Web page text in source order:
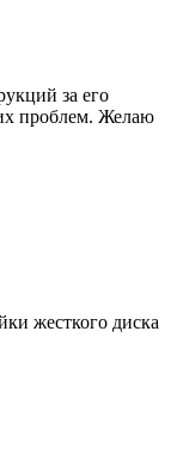
за его
проблем. Желаю
жесткого диска